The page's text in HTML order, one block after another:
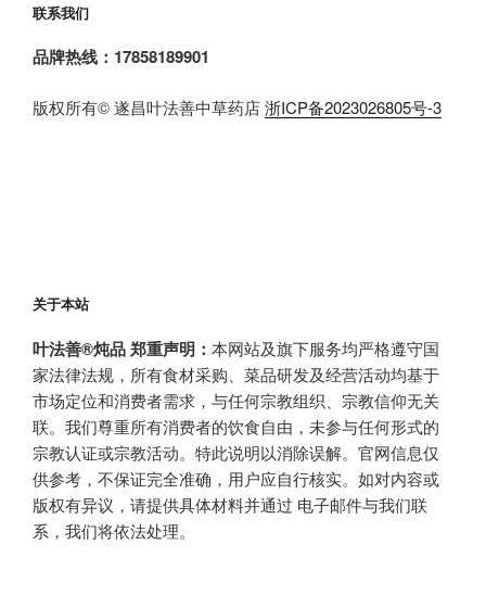
联系我们
品牌热线：17858189901
版权所有© 遂昌叶法善中草药店浙ICP备2023026805号-3
关于本站
叶法善®炖品 郑重声明： 本网站及旗下服务均严格遵守国
家法律法规，所有食材采购、菜品研发及经营活动均基于
市场定位和消费者需求，与任何宗教组织、宗教信仰无关
联。我们尊重所有消费者的饮食自由，未参与任何形式的
宗教认证或宗教活动。特此说明以消除误解。官网信息仅
供参考，不保证完全准确，用户应自行核实。如对内容或
版权有异议，请提供具体材料并通过 电子邮件与我们联
系，我们将依法处理。